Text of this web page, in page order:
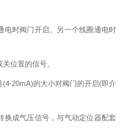
电时阀门开启。另一个线圈通电时
位置的信号。
20mA)的大小对阀门的开启(即介
换成气压信号，与气动定位器配套